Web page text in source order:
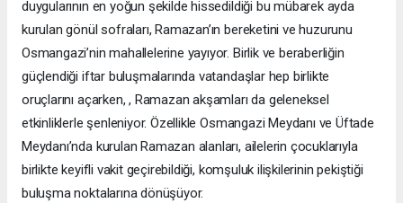
duygularının en yoğun şekilde hissedildiği bu mübarek ayda
kurulan gönül sofraları, Ramazan’ın bereketini ve huzurunu
Osmangazi’nin mahallelerine yayıyor. Birlik ve beraberliğin
güçlendiği iftar buluşmalarında vatandaşlar hep birlikte
oruçlarını açarken, , Ramazan akşamları da geleneksel
etkinliklerle şenleniyor. Özellikle Osmangazi Meydanı ve Üftade
Meydanı’nda kurulan Ramazan alanları, ailelerin çocuklarıyla
birlikte keyifli vakit geçirebildiği, komşuluk ilişkilerinin pekiştiği
buluşma noktalarına dönüşüyor.